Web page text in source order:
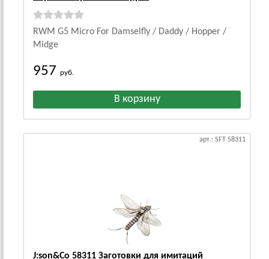
RWM G5 Micro For Damselfly / Daddy / Hopper /
Midge
957 руб.
арт.: SFT 58311
J:son&Co 58311 Заготовки для имитаций